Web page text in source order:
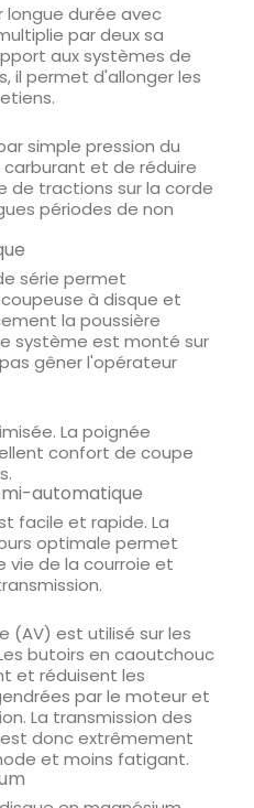
longue durée avec
par deux sa
aux systèmes de
il permet d'allonger les
simple pression du
et de réduire
de tractions sur la corde
périodes de non
série permet
à disque et
la poussière
système est monté sur
gêner l'opérateur
La poignée
confort de coupe
automatique
facile et rapide. La
optimale permet
vie de la courroie et
(AV) est utilisé sur les
butoirs en caoutchouc
et réduisent les
par le moteur et
La transmission des
donc extrêmement
et moins fatigant.